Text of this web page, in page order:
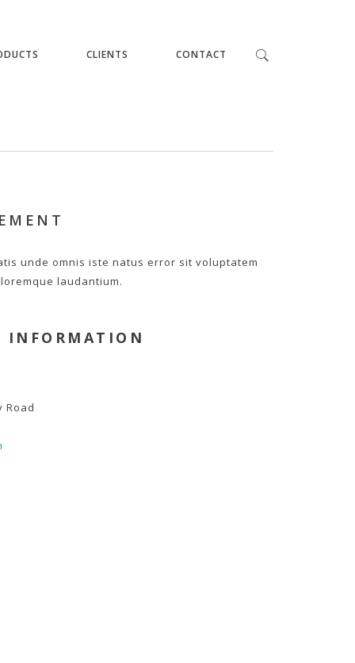
CLIENTS CONTACT
unde omnis iste natus error sit voluptatem
laudantium.
INFORMATION
Road